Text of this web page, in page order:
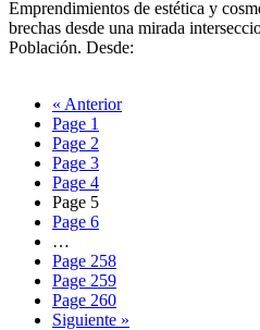
Emprendimientos de estética y
brechas desde una mirada
Población. Desde:
« Anterior
Page 1
Page 2
Page 3
Page 4
Page 5
Page 6
…
Page 258
Page 259
Page 260
Siguiente »